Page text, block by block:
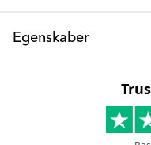
Vores højstol er designet
måneders alderen. Den
Q: Er det let at rengøre
Egenskaber
Bredde (cm): 55